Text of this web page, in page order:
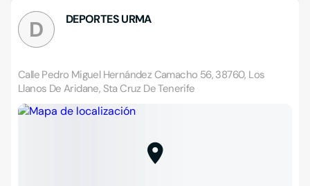
D DEPORTES URMA
Calle Pedro Miguel Hernández Camacho 56, 38760, Los
Llanos De Aridane, Sta Cruz De Tenerife